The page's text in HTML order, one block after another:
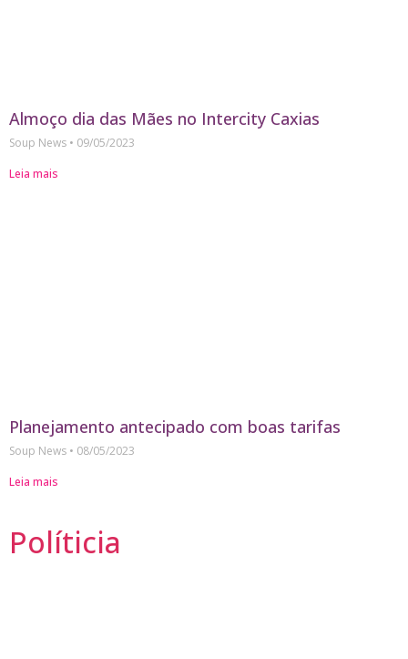
Almoço dia das Mães no Intercity Caxias
Soup News
09/05/2023
Leia mais
Planejamento antecipado com boas tarifas
Soup News
08/05/2023
Leia mais
Políticia